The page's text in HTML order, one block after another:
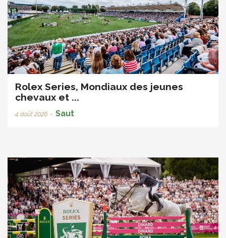
Rolex Series, Mondiaux des jeunes
chevaux et ...
4 août 2026 • Saut